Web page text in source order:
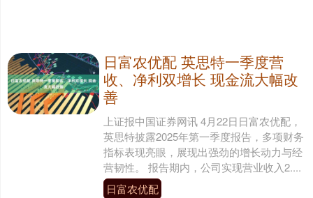
日富农优配 英思特一季度营
收、净利双增长 现金流大幅改
善
上证报中国证券网讯 4月22日日富农优配，
英思特披露2025年第一季度报告，多项财务
指标表现亮眼，展现出强劲的增长动力与经
营韧性。 报告期内，公司实现营业收入2....
日富农优配